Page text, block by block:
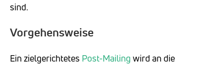
sind.
Vorgehensweise
Ein zielgerichtetes Post-Mailing wird an die